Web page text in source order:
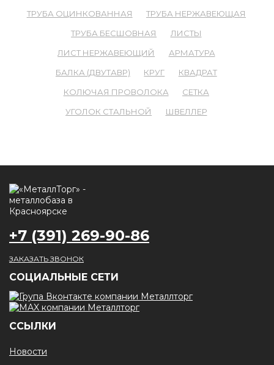
ТРУБА ОЦИНКОВАННАЯ
ТРУБА НЕРЖАВЕЮЩАЯ
ТРУБА БЕСШОВНАЯ
ЛИСТЫ
ЛИСТ НЕРЖАВЕЮЩИЙ
АРМАТУРА
БАЛКА (ДВУТАВР)
КРУГ
КВАДРАТ
КОЛЮЧАЯ ПРОВОЛОКА
СЕТКА
УГОЛОК СТАЛЬНОЙ
ШВЕЛЛЕР
+7 (391) 269-90-86
ЗАКАЗАТЬ ЗВОНОК
CОЦИАЛЬНЫЕ СЕТИ
ССЫЛКИ
Новости